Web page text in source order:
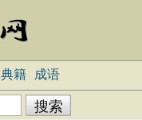
典籍 成语